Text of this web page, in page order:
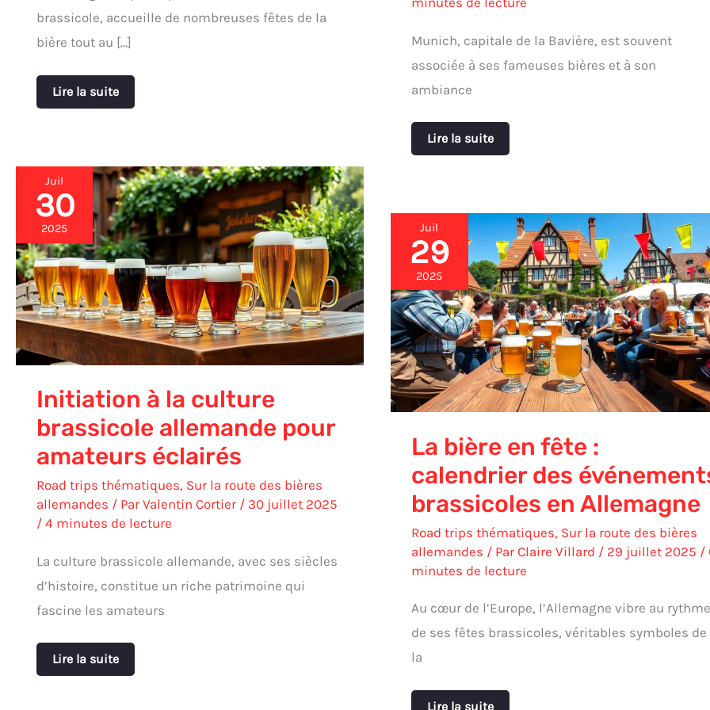
brassicole, accueille de nombreuses fêtes de la
bière tout au […]
Lire la suite
Munich, capitale de la Bavière, est souvent
associée à ses fameuses bières et à son
ambiance
Lire la suite
Juil
30
2025
Initiation à la culture
brassicole allemande pour
amateurs éclairés
Road trips thématiques, Sur la route des bières
allemandes / ParValentin Cortier / 30 juillet 2025
/ 4 minutes de lecture
La culture brassicole allemande, avec ses siècles
d’histoire, constitue un riche patrimoine qui
fascine les amateurs
Initiation
à
la
culture
brassicole
allemande
pour
amateurs
éclairés
Lire la suite
Juil
29
2025
La bière en fête :
calendrier des
brassicoles en Allemagne
Road trips thématiques, Sur la route des bières
allemandes / ParClaire Villard / 29 juillet 2025 /
minutes de lecture
Au cœur de l’Europe, l’Allemagne vibre au rythme
de ses fêtes brassicoles, véritables symboles de
la
La
bière
en
fête
:
calendrier
des
événements
brassicoles
en
Allemagne
Lire la suite